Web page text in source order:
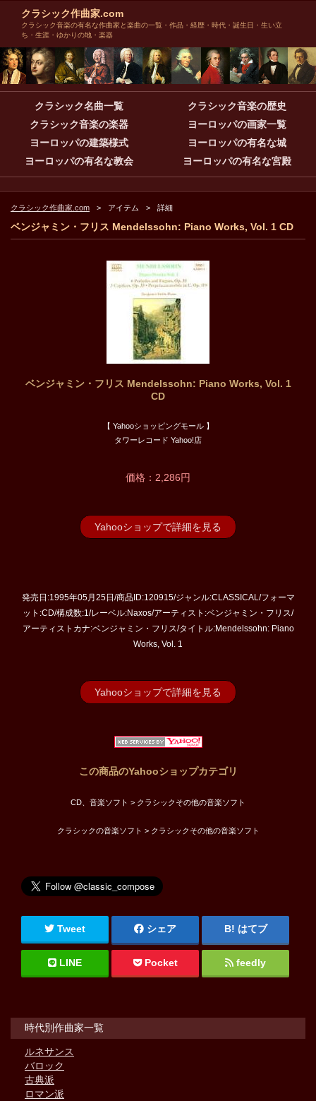
クラシック作曲家.com
クラシック音楽の有名な作曲家と楽曲の一覧・作品・経歴・時代・誕生日・生い立
ち・生涯・ゆかりの地・楽器
クラシック名曲一覧
クラシック音楽の歴史
クラシック音楽の楽器
ヨーロッパの画家一覧
ヨーロッパの建築様式
ヨーロッパの有名な城
ヨーロッパの有名な教会
ヨーロッパの有名な宮殿
クラシック作曲家.com アイテム 詳細
ベンジャミン・フリス Mendelssohn: Piano Works, Vol. 1 CD
ベンジャミン・フリス Mendelssohn: Piano Works, Vol. 1
CD
【 Yahooショッピングモール 】
タワーレコード Yahoo!店
価格：2,286円
Yahooショップで詳細を見る
発売日:1995年05月25日/商品ID:120915/ジャンル:CLASSICAL/フォーマ
ット:CD/構成数:1/レーベル:Naxos/アーティスト:ベンジャミン・フリス/
アーティストカナ:ベンジャミン・フリス/タイトル:Mendelssohn: Piano
Works, Vol. 1
Yahooショップで詳細を見る
この商品のYahooショップカテゴリ
CD、音楽ソフト > クラシックその他の音楽ソフト
クラシックの音楽ソフト > クラシックその他の音楽ソフト
Tweet シェア はてブ
LINE Pocket feedly
時代別作曲家一覧
ルネサンス
バロック
古典派
ロマン派